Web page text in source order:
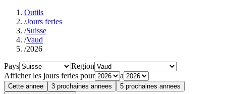
Outils
/Jours feries
/Suisse
/Vaud
/2026
Pays
Region
Afficher les jours feries pour
a
Cette annee 3 prochaines annees
5 prochaines annees